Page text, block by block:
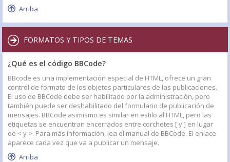
Arriba
FORMATOS Y TIPOS DE TEMAS
¿Qué es el código BBCode?
BBcode es una implementación especial de HTML, ofrece un gran
control de formato de los objetos particulares de las publicaciones.
El uso de BBCode debe ser habilitado por la administración, pero
también puede ser deshabilitado del formulario de publicación de
mensajes. BBCode asimismo es similar en estilo al HTML, pero las
etiquetas se encuentran encerrados entre corchetes [ y ] en lugar
de < y >. Para más información, lea el manual de BBCode. El enlace
aparece cada vez que va a publicar un mensaje.
Arriba